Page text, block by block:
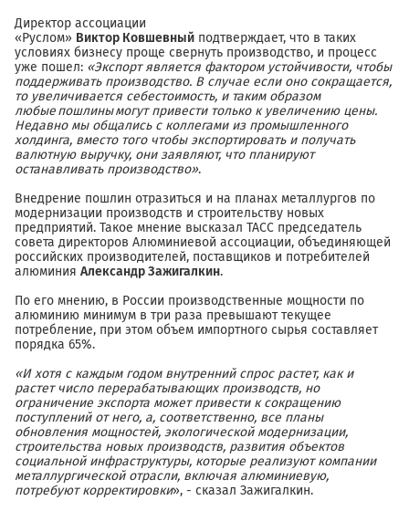
Директор ассоциации
«Руслом» Виктор Ковшевный подтверждает, что в таких
условиях бизнесу проще свернуть производство, и процесс
уже пошел: «Экспорт является фактором устойчивости, чтобы
поддерживать производство. В случае если оно сокращается,
то увеличивается себестоимость, и таким образом
любые пошлины могут привести только к увеличению цены.
Недавно мы общались с коллегами из промышленного
холдинга, вместо того чтобы экспортировать и получать
валютную выручку, они заявляют, что планируют
останавливать производство».
Внедрение пошлин отразиться и на планах металлургов по
модернизации производств и строительству новых
предприятий. Такое мнение высказал ТАСС председатель
совета директоров Алюминиевой ассоциации, объединяющей
российских производителей, поставщиков и потребителей
алюминия АлександрЗажигалкин.
По его мнению, в России производственные мощности по
алюминию минимум в три раза превышают текущее
потребление, при этом объем импортного сырья составляет
порядка 65%.
«Ихотя с каждым годом внутренний спрос растет, как и
растет число перерабатывающих производств, но
ограничение экспорта может привести к сокращению
поступлений от него, а, соответственно, все планы
обновления мощностей, экологической модернизации,
строительства новых производств, развития объектов
социальной инфраструктуры, которые реализуют компании
металлургической отрасли, включая алюминиевую,
потребуют корректировки», - сказал Зажигалкин.